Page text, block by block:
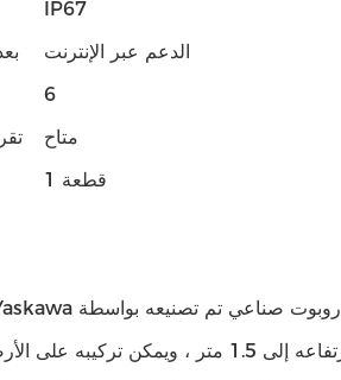
IP67
الدعم عبر الإنترنت
6
متاح
1 قطعة
التجارية الرائدة في صناعة الروبوتات.إنه روبوت ذو 6 محاور ، يصل ارتفاعه إلى